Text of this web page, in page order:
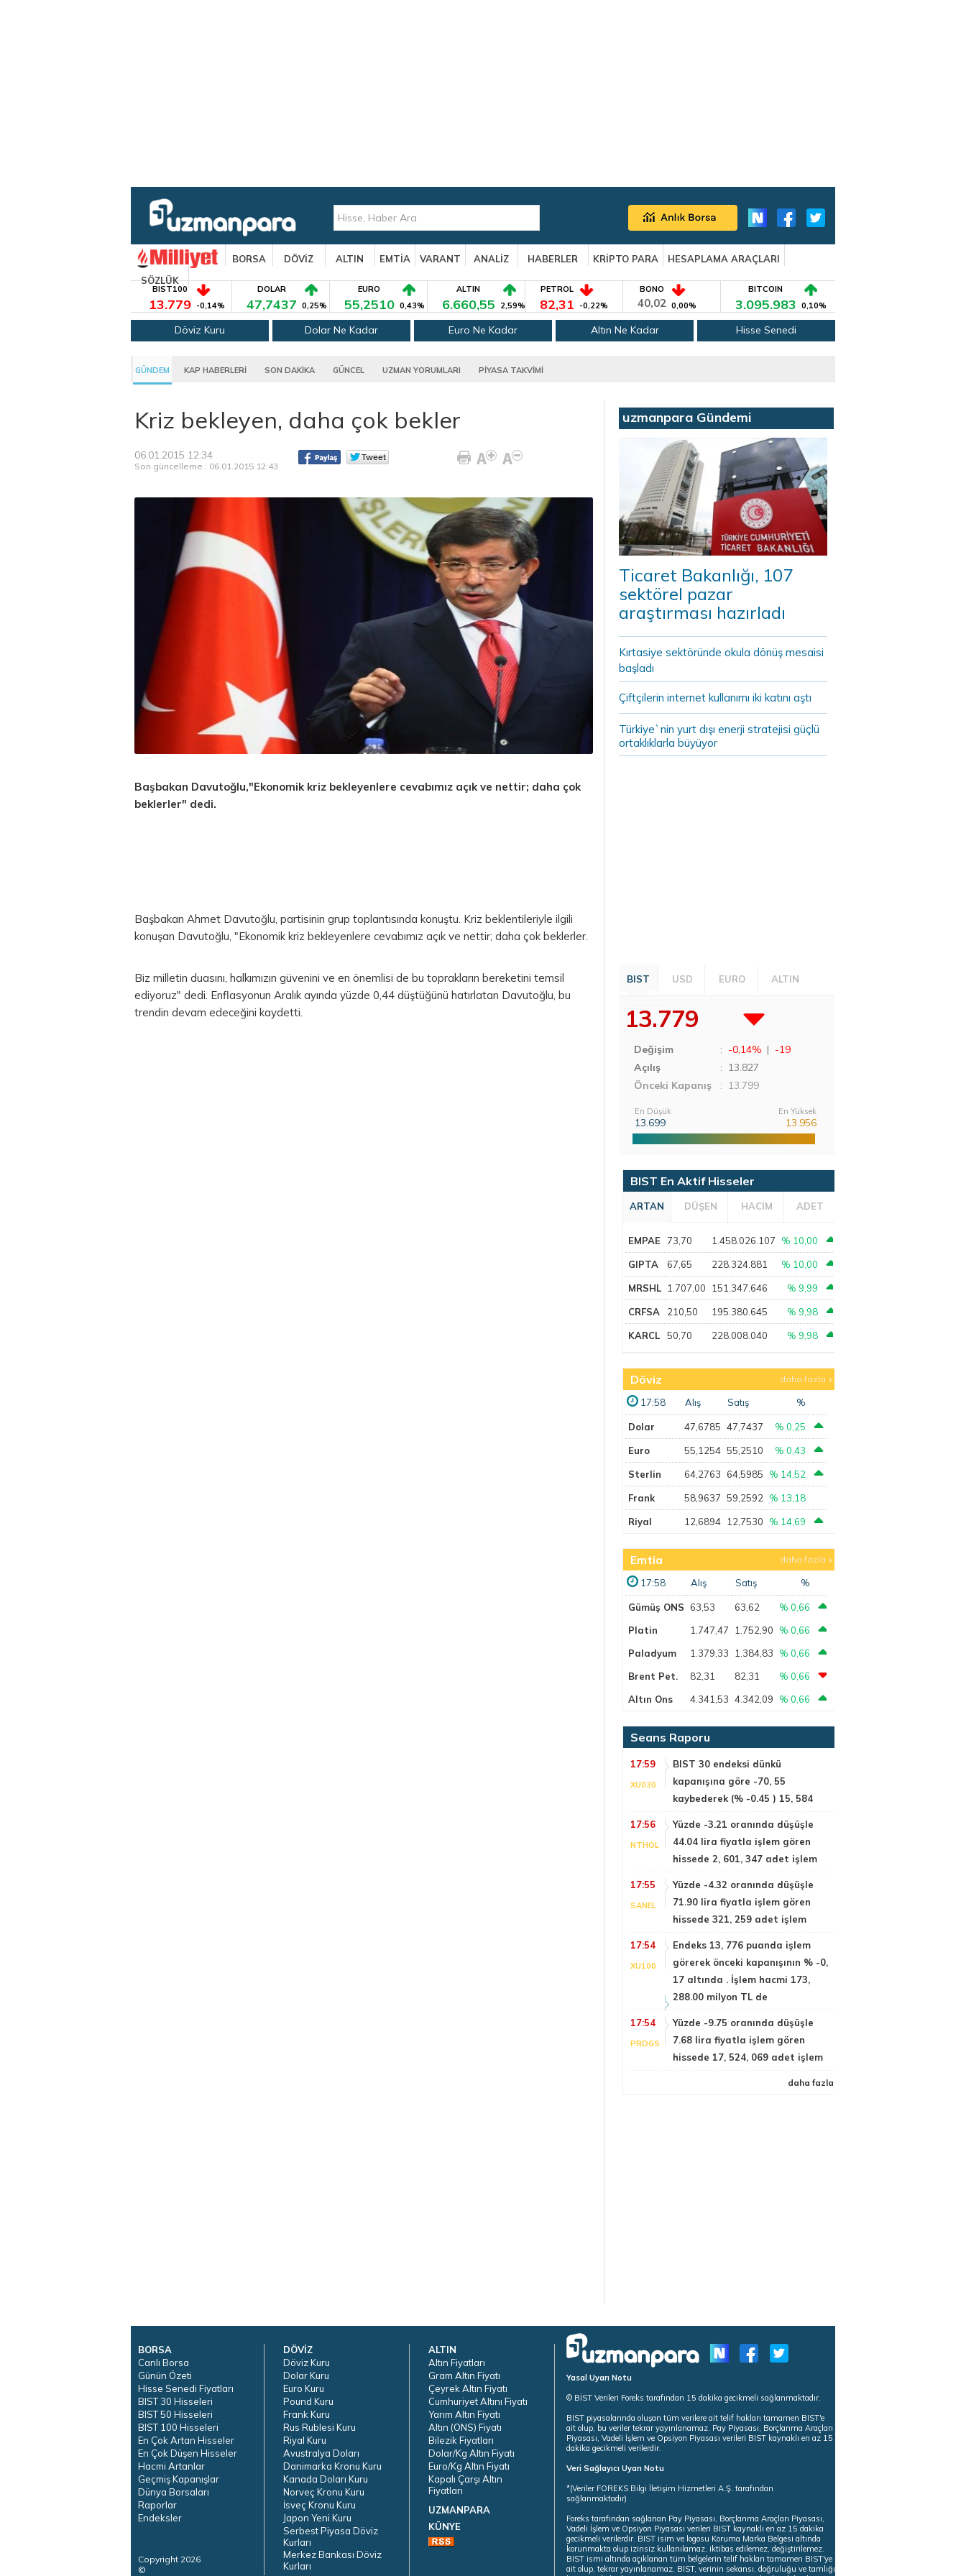
BORSA DÖVİZ ALTIN EMTİA VARANT ANALİZ HABERLER KRİPTO PARA
HESAPLAMA ARAÇLARI
SÖZLÜK
BIST100
13.779 -0,14%
DOLAR
47,7437 0,25%
EURO
55,2510 0,43%
ALTIN
6.660,55 2,59%
PETROL
82,31 -0,22%
BONO
40,02 0,00%
BITCOIN
3.095.983 0,10%
Döviz Kuru Dolar Ne Kadar Euro Ne Kadar Altın Ne Kadar Hisse Senedi
GÜNDEM KAP HABERLERİ SON DAKİKA GÜNCEL UZMAN YORUMLARI PİYASA TAKVİMİ
Kriz bekleyen, daha çok bekler
06.01.2015 12:34
Son güncelleme : 06.01.2015 12:43
Başbakan Davutoğlu,"Ekonomik kriz bekleyenlere cevabımız açık ve nettir; daha çok
beklerler" dedi.
Başbakan Ahmet Davutoğlu, partisinin grup toplantısında konuştu. Kriz beklentileriyle ilgili
konuşan Davutoğlu, "Ekonomik kriz bekleyenlere cevabımız açık ve nettir; daha çok beklerler.
Biz milletin duasını, halkımızın güvenini ve en önemlisi de bu toprakların bereketini temsil
ediyoruz" dedi. Enflasyonun Aralık ayında yüzde 0,44 düştüğünü hatırlatan Davutoğlu, bu
trendin devam edeceğini kaydetti.
uzmanpara Gündemi
Ticaret Bakanlığı, 107
sektörel pazar
araştırması hazırladı
Kırtasiye sektöründe okula dönüş mesaisi
başladı
Çiftçilerin internet kullanımı iki katını aştı
Türkiye`nin yurt dışı enerji stratejisi güçlü
ortaklıklarla büyüyor
BIST USD EURO ALTIN
13.779
Değişim : -0,14% | -19
Açılış
: 13.827
Önceki Kapanış
: 13.799
En Düşük
13.699
En Yüksek
13.956
BIST En Aktif Hisseler
ARTAN DÜŞEN HACİM ADET
EMPAE 73,70 1.458.026.107 % 10,00
GIPTA 67,65 228.324.881 % 10,00
MRSHL 1.707,00 151.347.646 % 9,99
CRFSA 210,50 195.380.645 % 9,98
KARCL 50,70 228.008.040 % 9,98
Döviz daha fazla
17:58 Alış Satış %
Dolar 47,6785 47,7437 % 0,25
Euro 55,1254 55,2510 % 0,43
Sterlin 64,2763 64,5985 % 14,52
Frank 58,9637 59,2592 % 13,18
Riyal 12,6894 12,7530 % 14,69
Emtia daha fazla
17:58 Alış Satış %
Gümüş ONS 63,53 63,62
% 0,66
Platin
1.747,47 1.752,90
% 0,66
Paladyum
1.379,33 1.384,83
% 0,66
Brent Pet.
82,31 82,31
% 0,66
Altın Ons
4.341,53 4.342,09 % 0,66
Seans Raporu
17:59
XU030
BIST 30 endeksi dünkü
kapanışına göre -70, 55
kaybederek (% -0.45 ) 15, 584
17:56
NTHOL
Yüzde -3.21 oranında düşüşle
44.04 lira fiyatla işlem gören
hissede 2, 601, 347 adet işlem
17:55
SANEL
Yüzde -4.32 oranında düşüşle
71.90 lira fiyatla işlem gören
hissede 321, 259 adet işlem
17:54
XU100
Endeks 13, 776 puanda işlem
görerek önceki kapanışının % -0,
17 altında . İşlem hacmi 173,
288.00 milyon TL de
17:54
PRDGS
Yüzde -9.75 oranında düşüşle
7.68 lira fiyatla işlem gören
hissede 17, 524, 069 adet işlem
daha fazla
BORSA
Canlı Borsa
Günün Özeti
Hisse Senedi Fiyatları
BIST 30 Hisseleri
BIST 50 Hisseleri
BIST 100 Hisseleri
En Çok Artan Hisseler
En Çok Düşen Hisseler
Hacmi Artanlar
Geçmiş Kapanışlar
Dünya Borsaları
Raporlar
Endeksler
Copyright 2026
©
DÖVİZ
Döviz Kuru
Dolar Kuru
Euro Kuru
Pound Kuru
Frank Kuru
Rus Rublesi Kuru
Riyal Kuru
Avustralya Doları
Danimarka Kronu Kuru
Kanada Doları Kuru
Norveç Kronu Kuru
İsveç Kronu Kuru
Japon Yeni Kuru
Serbest Piyasa Döviz
Kurları
Merkez Bankası Döviz
Kurları
ALTIN
Altın Fiyatları
Gram Altın Fiyatı
Çeyrek Altın Fiyatı
Cumhuriyet Altını Fiyatı
Yarım Altın Fiyatı
Altın (ONS) Fiyatı
Bilezik Fiyatları
Dolar/Kg Altın Fiyatı
Euro/Kg Altın Fiyatı
Kapalı Çarşı Altın
Fiyatları
UZMANPARA
KÜNYE
Yasal Uyarı Notu
© BİST Verileri Foreks tarafından 15 dakika gecikmeli sağlanmaktadır.
BIST piyasalarında oluşan tüm verilere ait telif hakları tamamen BIST'e
ait olup, bu veriler tekrar yayınlanamaz. Pay Piyasası, Borçlanma Araçları
Piyasası, Vadeli İşlem ve Opsiyon Piyasası verileri BIST kaynaklı en az 15
dakika gecikmeli verilerdir.
Veri Sağlayıcı Uyarı Notu
*(Veriler FOREKS Bilgi İletişim Hizmetleri A.Ş. tarafından
sağlanmaktadır)
Foreks tarafından sağlanan Pay Piyasası, Borçlanma Araçları Piyasası,
Vadeli İşlem ve Opsiyon Piyasası verileri BIST kaynaklı en az 15 dakika
gecikmeli verilerdir. BIST isim ve logosu Koruma Marka Belgesi altında
korunmakta olup izinsiz kullanılamaz, iktibas edilemez, değiştirilemez.
BIST ismi altında açıklanan tüm belgelerin telif hakları tamamen BIST'ye
ait olup, tekrar yayınlanamaz. BIST, verinin sekansı, doğruluğu ve tamlığı